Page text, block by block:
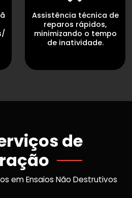
Assistência técnica de
reparos rápidos,
minimizando o tempo
de inatividade.
de
em Ensaios Não Destrutivos